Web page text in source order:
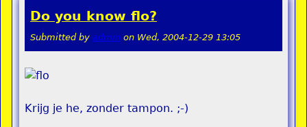
Do you know flo?
Submitted by admin on Wed, 2004-12-29 13:05
Krijg je he, zonder tampon. ;-)